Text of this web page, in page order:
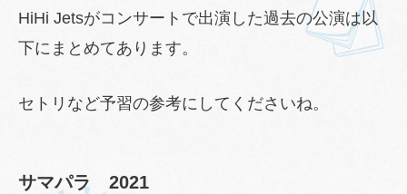
HiHi Jetsがコンサートで出演した過去の公演は以
下にまとめてあります。
セトリなど予習の参考にしてくださいね。
サマパラ 2021